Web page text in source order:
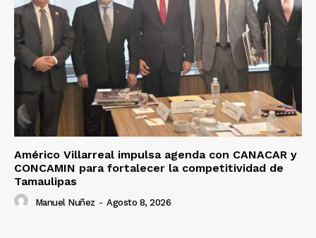
Américo Villarreal impulsa agenda con CANACAR y
CONCAMIN para fortalecer la competitividad de
Tamaulipas
Manuel Nuñez - Agosto 8, 2026